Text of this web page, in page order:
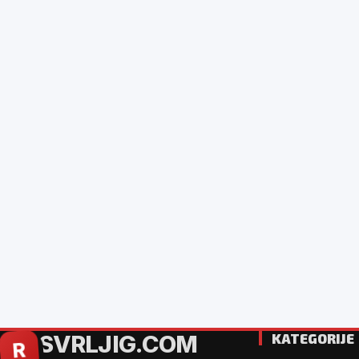
R SVRLJIG.COM KATEGORIJE